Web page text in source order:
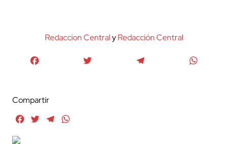
Redaccion CentralyRedacción Central
Compartir
FacebookTwitterTelegram